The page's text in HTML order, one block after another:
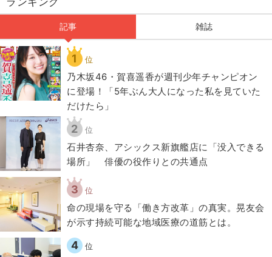
記事 雑誌
1 位
乃木坂46・賀喜遥香が週刊少年チャンピオン
に登場！「5年ぶん大人になった私を見ていた
だけたら」
2 位
石井杏奈、アシックス新旗艦店に「没入できる
場所」 俳優の役作りとの共通点
3 位
​命の現場を守る「働き方改革」の真実。晃友会
が示す持続可能な地域医療の道筋とは。
4 位